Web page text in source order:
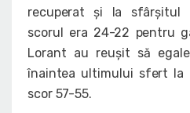
recuperat și la sfârșitul
scorul era 24-22 pentru
Lorant au reușit să
înaintea ultimului sfert la
scor 57-55.